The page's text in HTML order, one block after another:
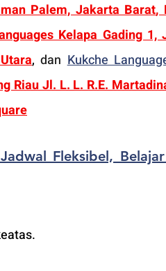
Palem, Jakarta Barat,
Kelapa Gading 1,
, dan Kukche
Riau Jl. L. L. R.E.
Fleksibel,